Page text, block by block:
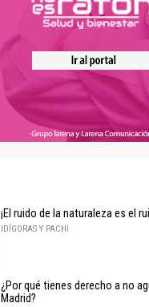
¡El ruido de la naturaleza es el
IDÍGORAS Y PACHI
¿Por qué tienes derecho a no
Madrid?